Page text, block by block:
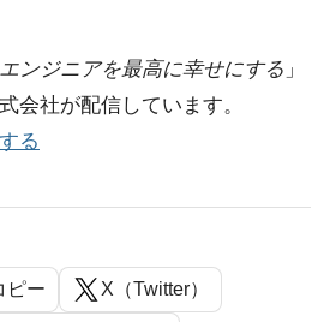
エンジニアを最高に幸せにする 」
会社が配信しています。
る
ピー X（Twitter）